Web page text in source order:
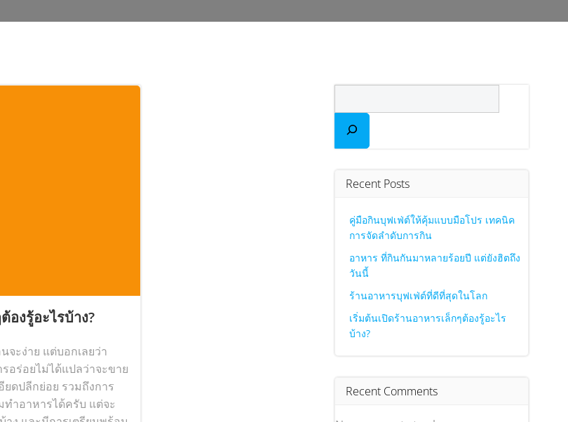
องรู้อะไรบ้าง?
จะง่าย แต่บอกเลยว่า
อร่อยไม่ได้แปลว่าจะขาย
ยดปลีกย่อย รวมถึงการ
ำอาหารได้ครับ แต่จะ
Recent Posts
คู่มือกินบุฟเฟ่ต์ให้คุ้มแบบมือโปร เทคนิค
การจัดลำดับการกิน
อาหาร ที่กินกันมาหลายร้อยปี แต่ยังฮิตถึง
วันนี้
ร้านอาหารบุฟเฟ่ต์ที่ดีที่สุดในโลก
เริ่มต้นเปิดร้านอาหารเล็กๆต้องรู้อะไร
บ้าง?
Recent Comments